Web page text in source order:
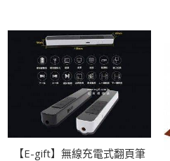
【E-gift】無線充電式翻頁筆